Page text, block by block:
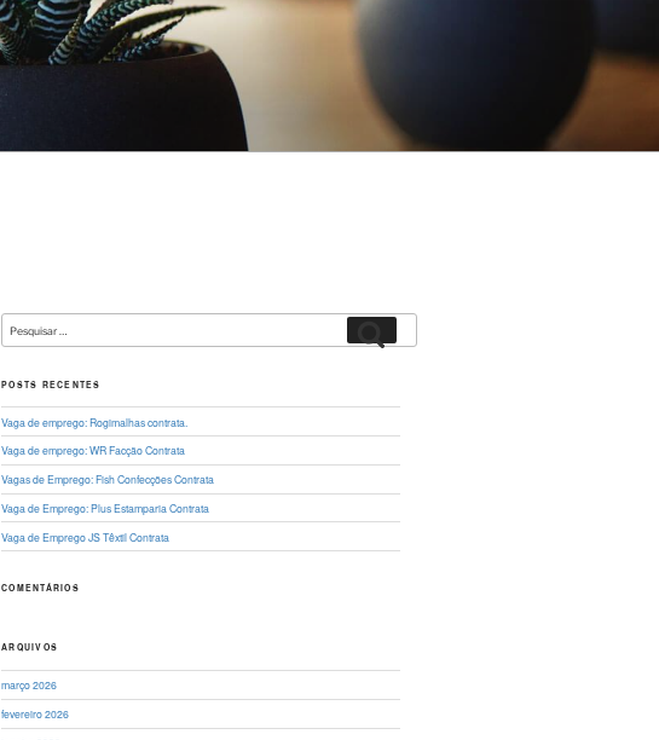
Pesquisar
por:
POSTS RECENTES
Vaga de emprego: Rogimalhas contrata.
Vaga de emprego: WR Facção Contrata
Vagas de Emprego: Fish Confecções Contrata
Vaga de Emprego: Plus Estamparia Contrata
Vaga de Emprego JS Têxtil Contrata
COMENTÁRIOS
ARQUIVOS
março 2026
fevereiro 2026